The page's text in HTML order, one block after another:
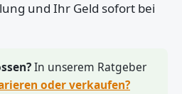
und Ihr Geld sofort bei
In unserem Ratgeber
oder verkaufen?